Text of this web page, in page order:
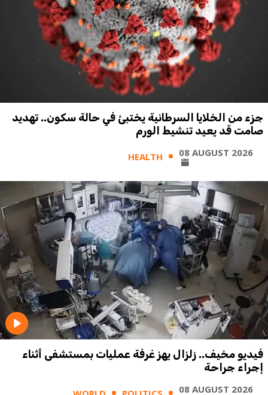
جزء من الخلايا السرطانية يختبئ في حالة سكون.. تهديد
صامت قد يعيد تنشيط الورم
HEALTH 08 AUGUST 2026
فيديو مخيف.. زلزال يهز غرفة عمليات بمستشفى أثناء
إجراء جراحة
08 AUGUST 2026